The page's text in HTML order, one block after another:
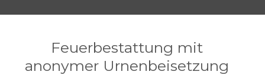
Bestattungsvorsorge
Feuerbestattung mit
anonymer Urnenbeisetzung